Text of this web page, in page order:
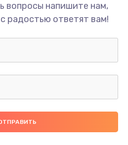
вопросы напишите нам,
радостью ответят вам!